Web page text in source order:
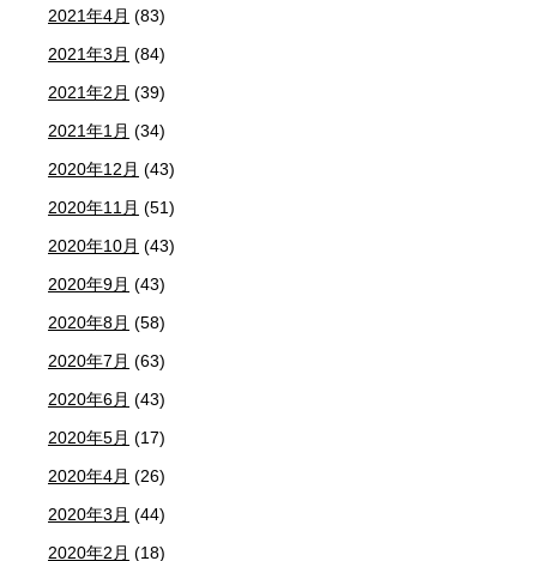
2021年4月 (83)
2021年3月 (84)
2021年2月 (39)
2021年1月 (34)
2020年12月 (43)
2020年11月 (51)
2020年10月 (43)
2020年9月 (43)
2020年8月 (58)
2020年7月 (63)
2020年6月 (43)
2020年5月 (17)
2020年4月 (26)
2020年3月 (44)
2020年2月 (18)